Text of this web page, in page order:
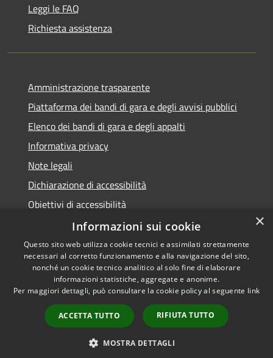
Leggi le FAQ
Richiesta assistenza
Amministrazione trasparente
Piattaforma dei bandi di gara e degli avvisi pubblici
Elenco dei bandi di gara e degli appalti
Informativa privacy
Note legali
Dichiarazione di accessibilità
Obiettivi di accessibilità
Accessibilità
Privacy
Mappa del sito
×
Informazioni sui cookie
Questo sito web utilizza cookie tecnici e assimilati strettamente
necessari al corretto funzionamento e alla navigazione del sito,
nonché un cookie tecnico analitico al solo fine di elaborare
informazioni statistiche, aggregate e anonime.
Per maggiori dettagli, può consultare la cookie policy al seguente link
ACCETTA TUTTO RIFIUTA TUTTO
MOSTRA DETTAGLI